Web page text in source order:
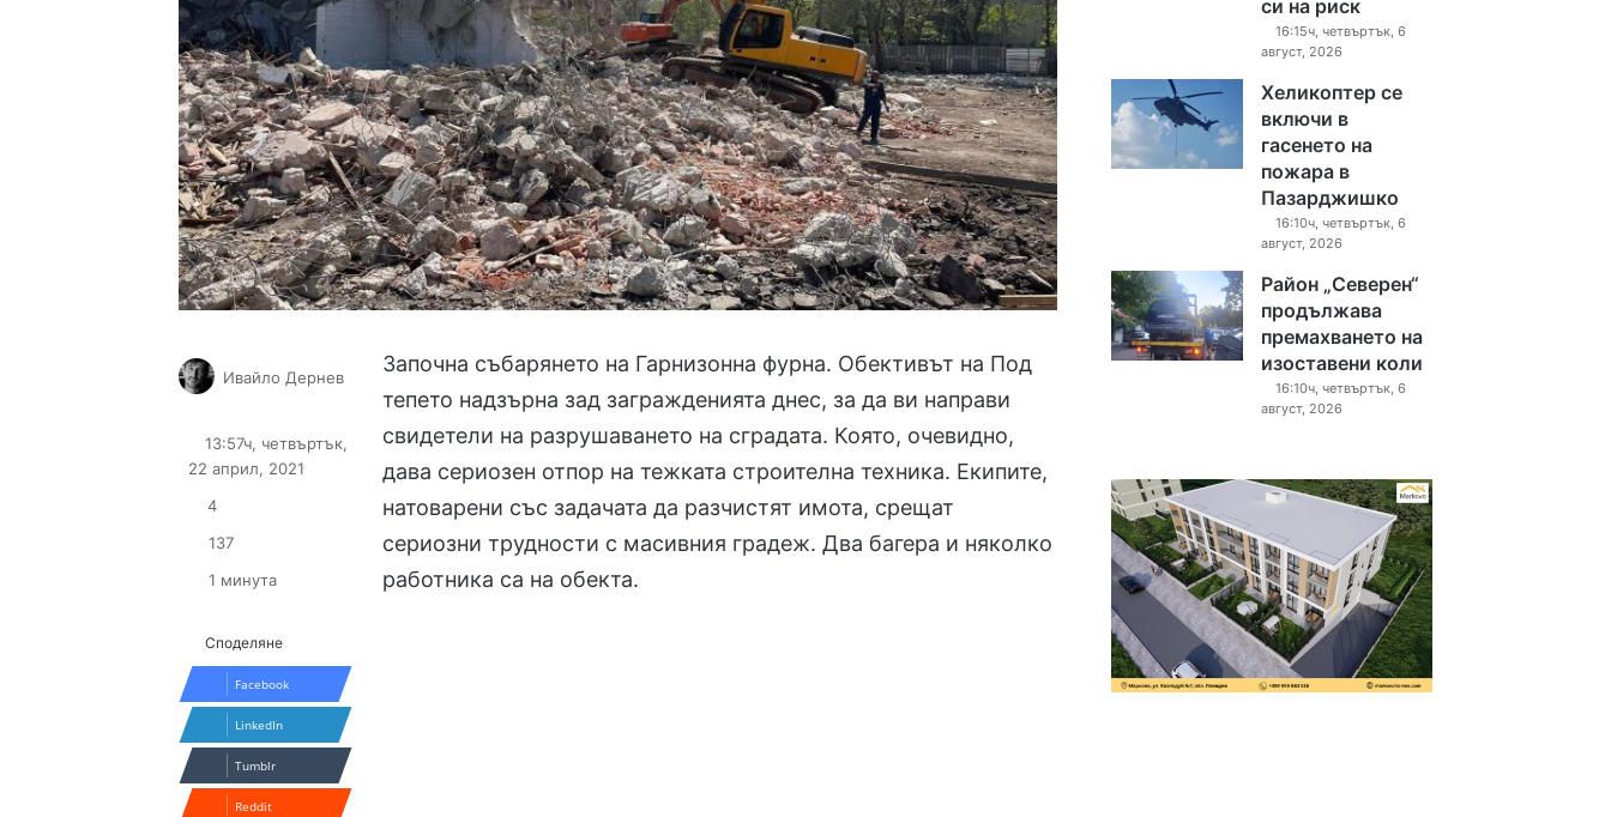
Започна събарянето на Гарнизонна фурна. Обективът на Под
тепето надзърна зад загражденията днес, за да ви направи
свидетели на разрушаването на сградата. Която, очевидно,
дава сериозен отпор на тежката строителна техника. Екипите,
натоварени със задачата да разчистят имота, срещат
сериозни трудности с масивния градеж. Два багера и няколко
работника са на обекта.
Ивайло Дернев
email
13:57ч, четвъртък,
22 април, 2021
4
137
1 минута
Споделяне
Facebook
LinkedIn
Tumblr
Reddit
си на риск
16:15ч, четвъртък, 6
август, 2026
Хеликоптер се
включи в
гасенето на
пожара в
Пазарджишко
16:10ч, четвъртък, 6
август, 2026
Район „Северен“
продължава
премахването на
изоставени коли
16:10ч, четвъртък, 6
август, 2026